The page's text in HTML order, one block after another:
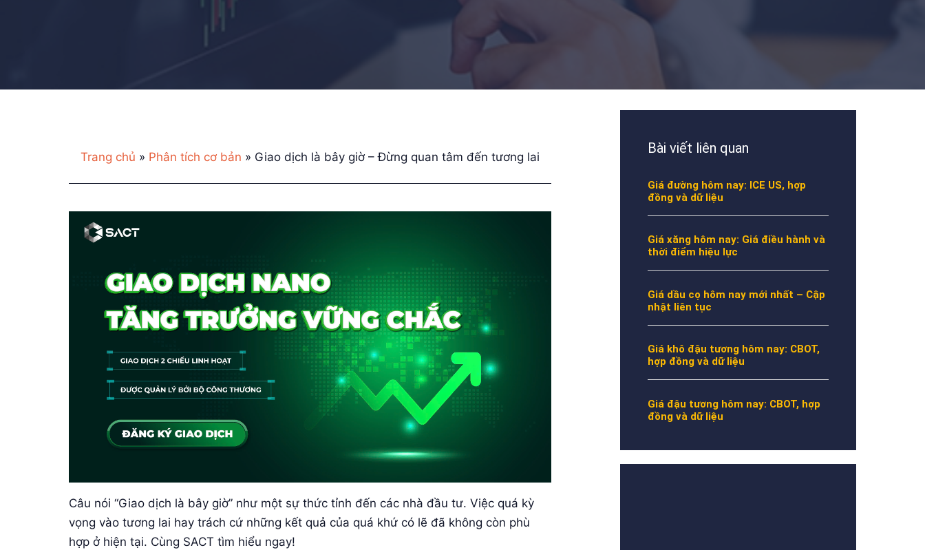
Trang chủ » Phân tích cơ bản » Giao dịch là bây giờ – Đừng quan tâm đến tương lai
Câu nói “Giao dịch là bây giờ” như một sự thức tỉnh đến các nhà đầu tư. Việc quá kỳ
vọng vào tương lai hay trách cứ những kết quả của quá khứ có lẽ đã không còn phù
hợp ở hiện tại. Cùng SACT tìm hiểu ngay!
Bài viết liên quan
Giá đường hôm nay: ICE US, hợp
đồng và dữ liệu
Giá xăng hôm nay: Giá điều hành và
thời điểm hiệu lực
Giá dầu cọ hôm nay mới nhất – Cập
nhật liên tục
Giá khô đậu tương hôm nay: CBOT,
hợp đồng và dữ liệu
Giá đậu tương hôm nay: CBOT, hợp
đồng và dữ liệu